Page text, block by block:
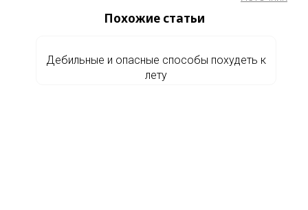
Похожие статьи
Дебильные и опасные способы похудеть к
лету